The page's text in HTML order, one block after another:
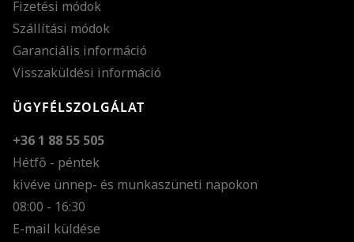
Fizetési módok
Szállítási módok
Garanciális információ
Visszaküldési információ
ÜGYFÉLSZOLGÁLAT
+36 1 88 55 505
Hétfő - péntek
kivéve ünnep- és munkaszüneti napokon
08:00 - 16:30
E-mail küldése